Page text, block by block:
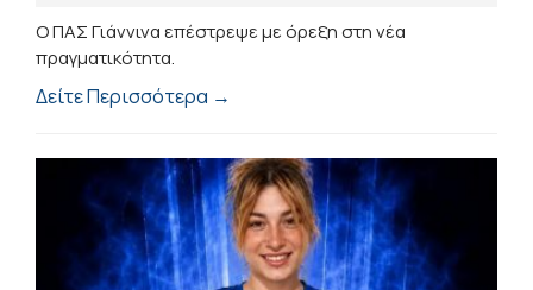
Ο ΠΑΣ Γιάννινα επέστρεψε με όρεξη στη νέα
πραγματικότητα.
Δείτε Περισσότερα →